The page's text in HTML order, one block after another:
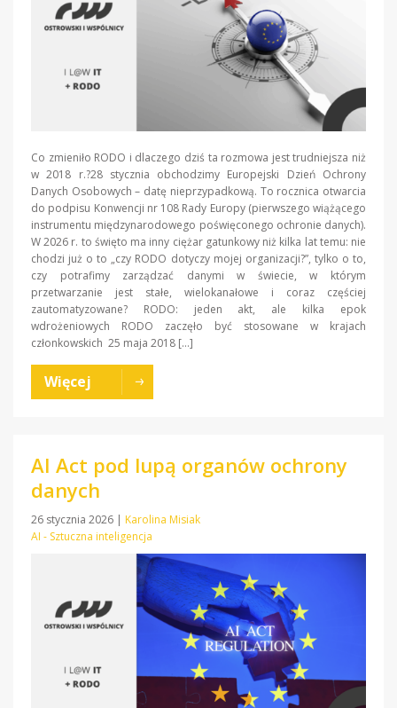
Co zmieniło RODO i dlaczego dziś ta rozmowa jest trudniejsza niż
w 2018 r.?28 stycznia obchodzimy Europejski Dzień Ochrony
Danych Osobowych – datę nieprzypadkową. To rocznica otwarcia
do podpisu Konwencji nr 108 Rady Europy (pierwszego wiążącego
instrumentu międzynarodowego poświęconego ochronie danych).
W 2026 r. to święto ma inny ciężar gatunkowy niż kilka lat temu: nie
chodzi już o to „czy RODO dotyczy mojej organizacji?”, tylko o to,
czy potrafimy zarządzać danymi w świecie, w którym
przetwarzanie jest stałe, wielokanałowe i coraz częściej
zautomatyzowane? RODO: jeden akt, ale kilka epok
wdrożeniowych RODO zaczęło być stosowane w krajach
członkowskich 25 maja 2018 […]
Więcej
AI Act pod lupą organów ochrony
danych
26 stycznia 2026 | Karolina Misiak
AI - Sztuczna inteligencja